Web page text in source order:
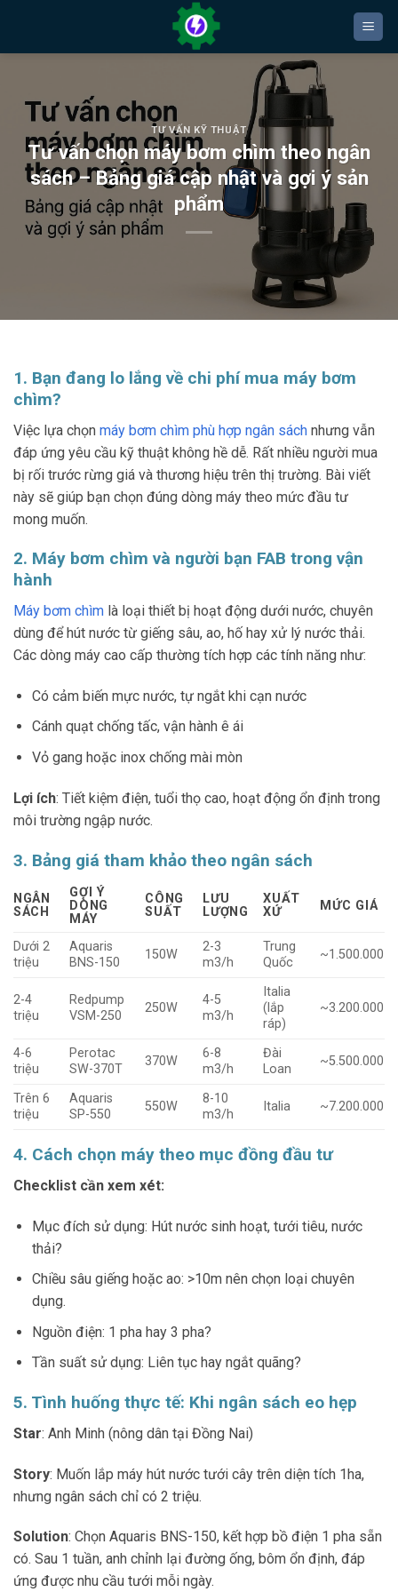
nội
TƯ VẤN KỸ THUẬT
Tư vấn chọn máy bơm chìm theo ngân
sách – Bảng giá cập nhật và gợi ý sản
phẩm
1. Bạn đang lo lắng về chi phí mua máy bơm
chìm?
Việc lựa chọn máy bơm chìm phù hợp ngân sách nhưng vẫn
đáp ứng yêu cầu kỹ thuật không hề dễ. Rất nhiều người mua
bị rối trước rừng giá và thương hiệu trên thị trường. Bài viết
này sẽ giúp bạn chọn đúng dòng máy theo mức đầu tư
mong muốn.
2. Máy bơm chìm và người bạn FAB trong vận
hành
Máy bơm chìm là loại thiết bị hoạt động dưới nước, chuyên
dùng để hút nước từ giếng sâu, ao, hố hay xử lý nước thải.
Các dòng máy cao cấp thường tích hợp các tính năng như:
Có cảm biến mực nước, tự ngắt khi cạn nước
Cánh quạt chống tấc, vận hành ê ái
Vỏ gang hoặc inox chống mài mòn
Lợi ích: Tiết kiệm điện, tuổi thọ cao, hoạt động ổn định trong
môi trường ngập nước.
3. Bảng giá tham khảo theo ngân sách
NGÂN
SÁCH
GỢI Ý
DÒNG
MÁY
CÔNG
SUẤT
LƯU
LƯỢNG
XUẤT
XỨ
MỨC GIÁ
Dưới 2
triệu
Aquaris
BNS-150
150W
2-3
m3/h
Trung
Quốc
~1.500.000
2-4
triệu
Redpump
VSM-250
250W
4-5
m3/h
Italia
(lắp
ráp)
~3.200.000
4-6
triệu
Perotac
SW-370T
370W
6-8
m3/h
Đài
Loan
~5.500.000
Trên 6
triệu
Aquaris
SP-550
550W
8-10
m3/h
Italia ~7.200.000
4. Cách chọn máy theo mục đồng đầu tư
Checklist cần xem xét:
Mục đích sử dụng: Hút nước sinh hoạt, tưới tiêu, nước
thải?
Chiều sâu giếng hoặc ao: >10m nên chọn loại chuyên
dụng.
Nguồn điện: 1 pha hay 3 pha?
Tần suất sử dụng: Liên tục hay ngắt quãng?
5. Tình huống thực tế: Khi ngân sách eo hẹp
Star: Anh Minh (nông dân tại Đồng Nai)
Story: Muốn lắp máy hút nước tưới cây trên diện tích 1ha,
nhưng ngân sách chỉ có 2 triệu.
Solution: Chọn Aquaris BNS-150, kết hợp bồ điện 1 pha sẵn
có. Sau 1 tuần, anh chỉnh lại đường ống, bôm ổn định, đáp
ứng được nhu cầu tưới mỗi ngày.